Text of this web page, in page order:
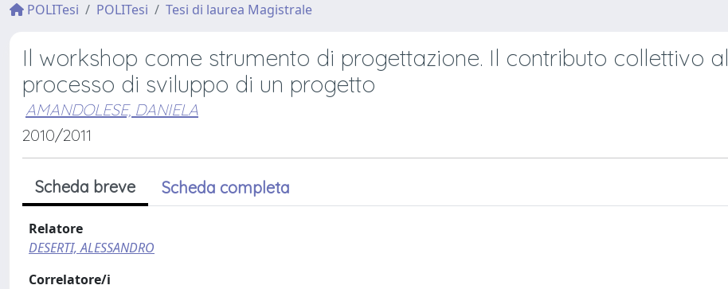
POLITesi POLITesi Tesi di laurea Magistrale
Il workshop come strumento di progettazione. Il contributo collettivo al
processo di sviluppo di un progetto
AMANDOLESE, DANIELA
2010/2011
Scheda breve Scheda completa
Relatore
DESERTI, ALESSANDRO
Correlatore/i